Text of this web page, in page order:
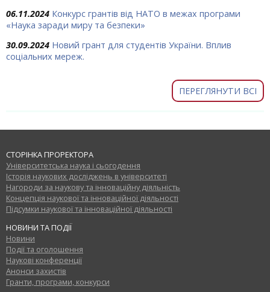
06.11.2024 Конкурс грантів від НАТО в межах програми
«Наука заради миру та безпеки»
30.09.2024 Новий грант для студентів України. Вплив
соціальних мереж.
ПЕРЕГЛЯНУТИ ВСІ
СТОРІНКА ПРОРЕКТОРА
Університетська наука і сьогодення
Історія наукових досліджень в університеті
Нагороди за наукову та інноваційну діяльність
Концепція наукової та інноваційної діяльності
Підсумки наукової та інноваційної діяльності
НОВИНИ ТА ПОДІЇ
Новини
Події та оголошення
Наукові конференції
Анонси захистів
Гранти, програми, конкурси